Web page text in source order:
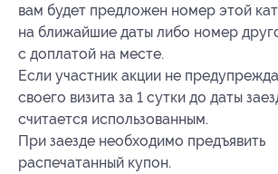
вам будет предложен номер этой
на ближайшие даты либо номер
с доплатой на месте.
Если участник акции не
своего визита за 1 сутки до даты
считается использованным.
При заезде необходимо предъявить
распечатанный купон.